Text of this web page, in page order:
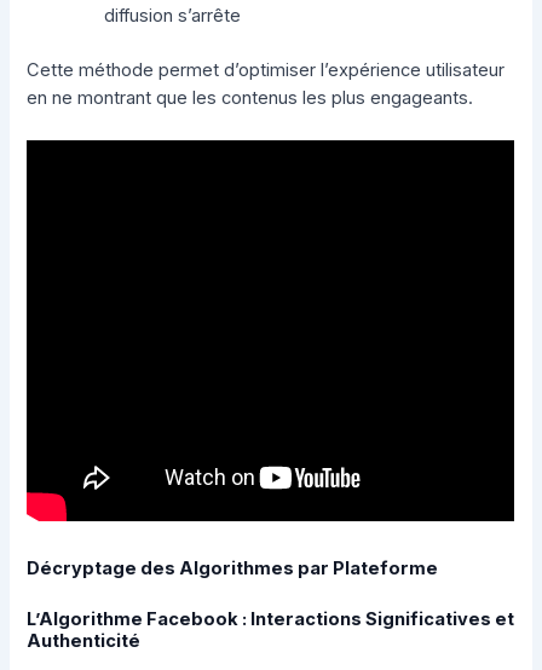
diffusion s’arrête
Cette méthode permet d’optimiser l’expérience utilisateur
en ne montrant que les contenus les plus engageants.
Décryptage des Algorithmes par Plateforme
L’Algorithme Facebook : Interactions Significatives et
Authenticité